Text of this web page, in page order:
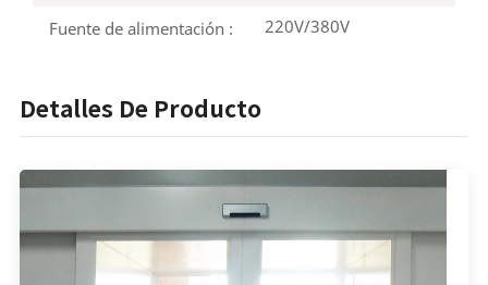
Fuente de alimentación :
220V/380V
Detalles De Producto